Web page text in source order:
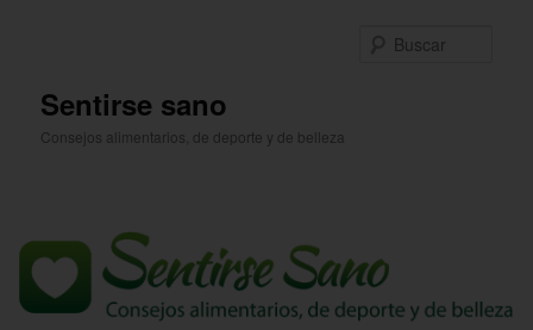
Sentirse sano
Consejos alimentarios, de deporte y de belleza